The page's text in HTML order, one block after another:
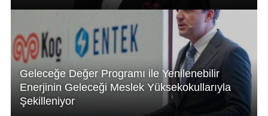
Geleceğe Değer Programı ile Yenilenebilir
Enerjinin Geleceği Meslek Yüksekokullarıyla
Şekilleniyor